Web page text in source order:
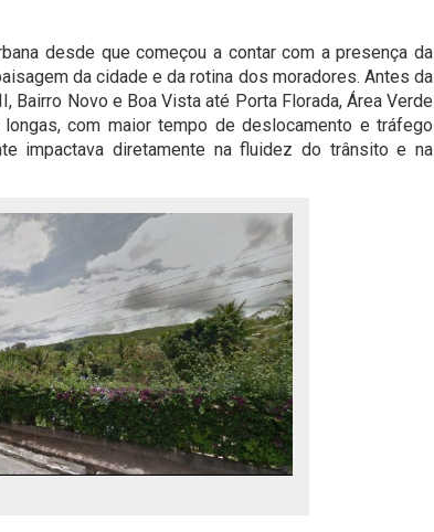
desde que começou a contar com a presença da
da cidade e da rotina dos moradores. Antes da
Bairro Novo e Boa Vista até Porta Florada, Área Verde
com maior tempo de deslocamento e tráfego
impactava diretamente na fluidez do trânsito e na